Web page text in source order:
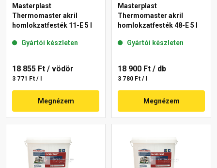
Masterplast
Thermomaster akril
homlokzatfesték 11-E 5 l
Gyártói készleten
18 855 Ft / vödör
3 771 Ft / l
Megnézem
Masterplast
Thermomaster akril
homlokzatfesték 48-E 5 l
Gyártói készleten
18 900 Ft / db
3 780 Ft / l
Megnézem